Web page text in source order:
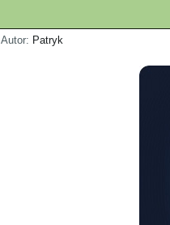
Autor: Patryk